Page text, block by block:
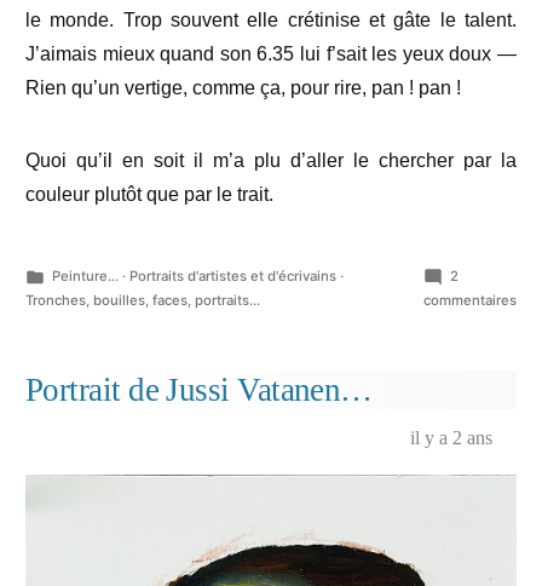
le monde. Trop souvent elle crétinise et gâte le talent.
J’aimais mieux quand son 6.35 lui f’sait les yeux doux —
Rien qu’un vertige, comme ça, pour rire, pan ! pan !
Quoi qu’il en soit il m’a plu d’aller le chercher par la
couleur plutôt que par le trait.
Publié
dans
Peinture...· Portraits d'artistes et d'écrivains·
Tronches, bouilles, faces, portraits...
2
commentairessur
Portrait de Jussi Vatanen…
il y a 2 ans